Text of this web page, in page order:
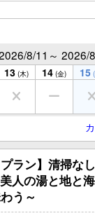
8/11～ 2026/
13 (木) 14 (金) 15
プラン】清掃な
人の湯と地と
う～